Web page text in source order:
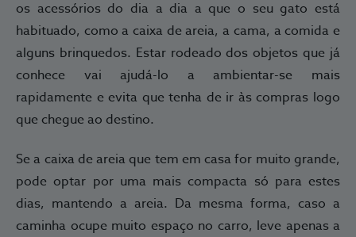
os acessórios do dia a dia a que o seu gato está
habituado, como a caixa de areia, a cama, a comida e
alguns brinquedos. Estar rodeado dos objetos que já
conhece vai ajudá-lo a ambientar-se mais
rapidamente e evita que tenha de ir às compras logo
que chegue ao destino.
Se a caixa de areia que tem em casa for muito grande,
pode optar por uma mais compacta só para estes
dias, mantendo a areia. Da mesma forma, caso a
caminha ocupe muito espaço no carro, leve apenas a